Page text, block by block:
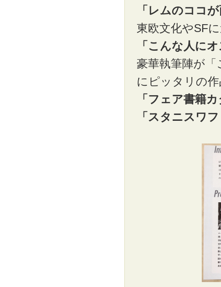
「レムのココ
東欧文化やSF
「こんな人に
豪華執筆陣が
にピッタリの
「フェア書籍
「スタニスワ